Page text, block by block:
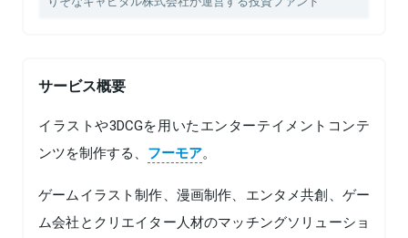
サービス概要
イラストや3DCGを用いたエンターテイメントコンテ
ンツを制作する、 フーモア。
ゲームイラスト制作、漫画制作、エンタメ共創、ゲー
ム会社とクリエイター人材のマッチングソリューショ